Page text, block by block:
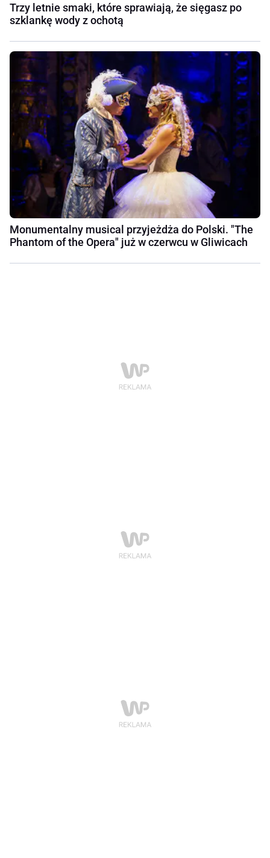
Trzy letnie smaki, które sprawiają, że sięgasz po
szklankę wody z ochotą
Monumentalny musical przyjeżdża do Polski. "The
Phantom of the Opera" już w czerwcu w Gliwicach